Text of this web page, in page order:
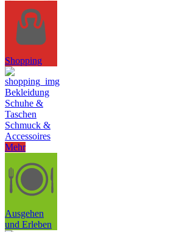
Shopping
Bekleidung
Schuhe &
Taschen
Schmuck &
Accessoires
Mehr
Ausgehen
und Erleben